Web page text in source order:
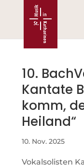
10.
Kantate
komm,
Heiland“
10. Nov. 2025
Vokalsolisten